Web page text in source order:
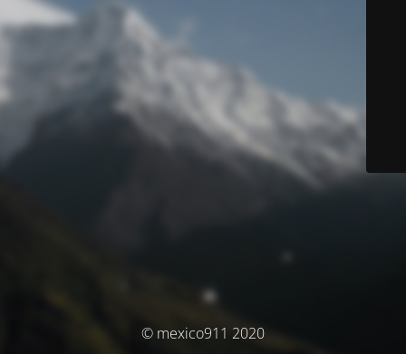
© mexico911 2020